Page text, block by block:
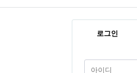
로그인